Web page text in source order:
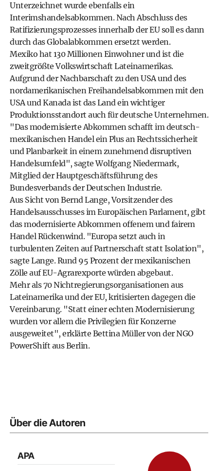
Unterzeichnet wurde ebenfalls ein
Interimshandelsabkommen. Nach Abschluss des
Ratifizierungsprozesses innerhalb der EU soll es dann
durch das Globalabkommen ersetzt werden.
Mexiko hat 130 Millionen Einwohner und ist die
zweitgrößte Volkswirtschaft Lateinamerikas.
Aufgrund der Nachbarschaft zu den USA und des
nordamerikanischen Freihandelsabkommen mit den
USA und Kanada ist das Land ein wichtiger
Produktionsstandort auch für deutsche Unternehmen.
"Das modernisierte Abkommen schafft im deutsch-
mexikanischen Handel ein Plus an Rechtssicherheit
und Planbarkeit in einem zunehmend disruptiven
Handelsumfeld", sagte Wolfgang Niedermark,
Mitglied der Hauptgeschäftsführung des
Bundesverbands der Deutschen Industrie.
Aus Sicht von Bernd Lange, Vorsitzender des
Handelsausschusses im Europäischen Parlament, gibt
das modernisierte Abkommen offenem und fairem
Handel Rückenwind. "Europa setzt auch in
turbulenten Zeiten auf Partnerschaft statt Isolation",
sagte Lange. Rund 95 Prozent der mexikanischen
Zölle auf EU-Agrarexporte würden abgebaut.
Mehr als 70 Nichtregierungsorganisationen aus
Lateinamerika und der EU, kritisierten dagegen die
Vereinbarung. "Statt einer echten Modernisierung
wurden vor allem die Privilegien für Konzerne
ausgeweitet", erklärte Bettina Müller von der NGO
PowerShift aus Berlin.
Über die Autoren
APA